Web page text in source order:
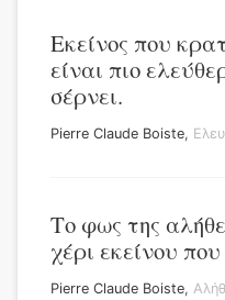
Εκείνος που
είναι πιο
σέρνει.
Pierre Claude Boiste,
Το φως της
χέρι εκείνου
Pierre Claude Boiste,